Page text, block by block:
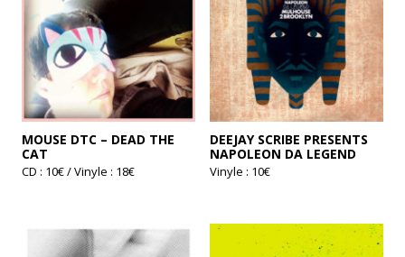
MOUSE DTC – DEAD THE
CAT
CD : 10€ / Vinyle : 18€
plusieurs
variations.
DEEJAY SCRIBE PRESENTS
NAPOLEON DA LEGEND
Vinyle : 10€